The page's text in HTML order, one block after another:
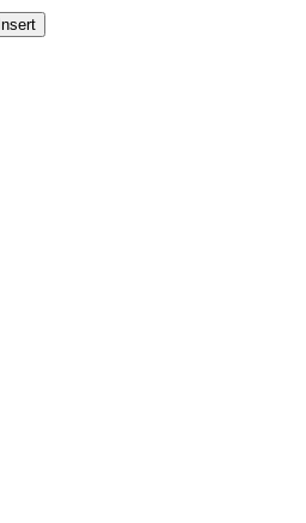
Insert